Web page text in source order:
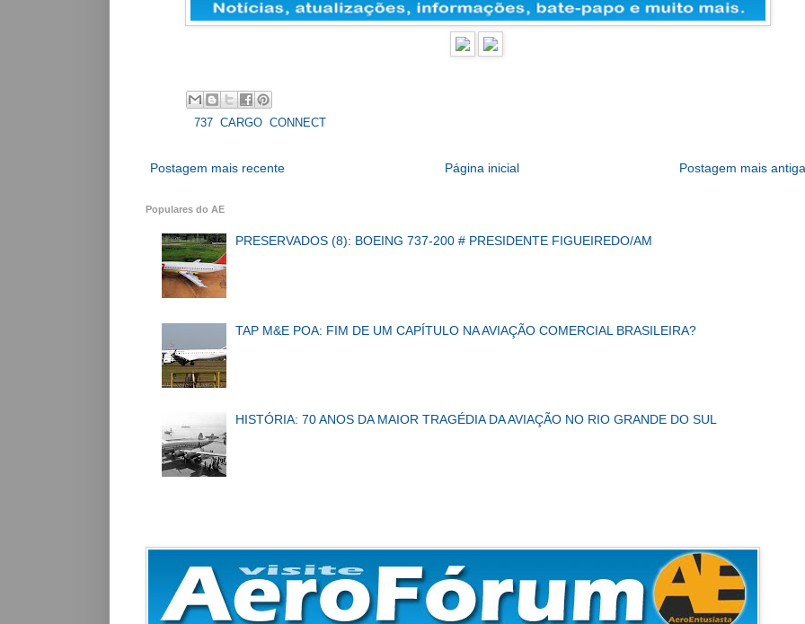
737 CARGO CONNECT
Postagem mais recente Postagem mais antiga
Página inicial
Populares do AE
PRESERVADOS (8): BOEING 737-200 # PRESIDENTE FIGUEIREDO/AM
TAP M&E POA: FIM DE UM CAPÍTULO NA AVIAÇÃO COMERCIAL BRASILEIRA?
HISTÓRIA: 70 ANOS DA MAIOR TRAGÉDIA DA AVIAÇÃO NO RIO GRANDE DO SUL